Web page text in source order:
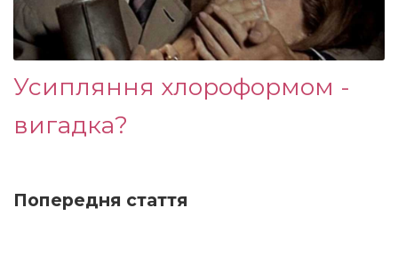
Усипляння хлороформом -
вигадка?
Попередня стаття